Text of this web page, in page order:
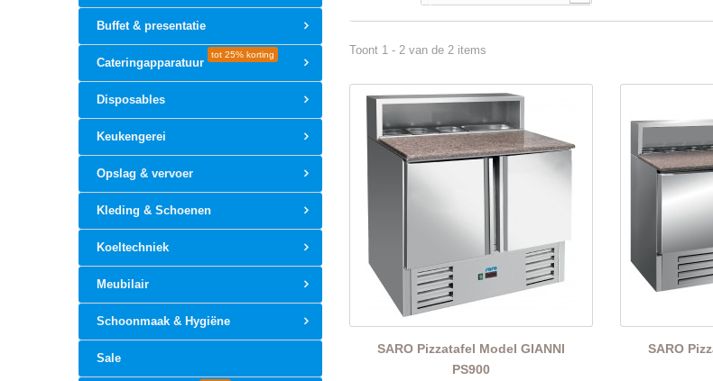
Buffet & presentatie
Cateringapparatuur
tot 25% korting
Disposables
Keukengerei
Opslag & vervoer
Kleding & Schoenen
Koeltechniek
Meubilair
Schoonmaak & Hygiëne
Sale
Toont 1 - 2 van de 2 items
SARO Pizzatafel Model GIANNI
PS900
SARO